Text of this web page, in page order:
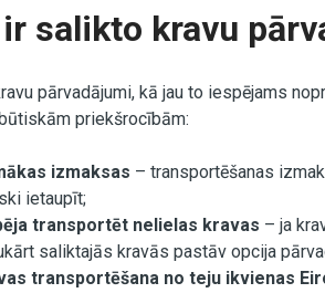
salikto kravu
pārvadājumi, kā jau to iespējams
priekšrocībām:
izmaksas – transportēšanas
ietaupīt;
transportēt nelielas kravas – ja
saliktajās kravās pastāv opcija
transportēšana no teju ikvienas